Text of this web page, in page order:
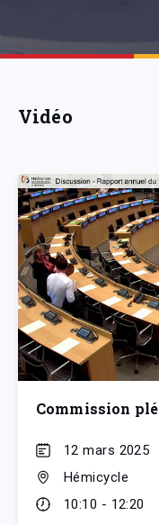
Vidéo
Commission
12 mars 2025
Hémicycle
10:10 - 12:20